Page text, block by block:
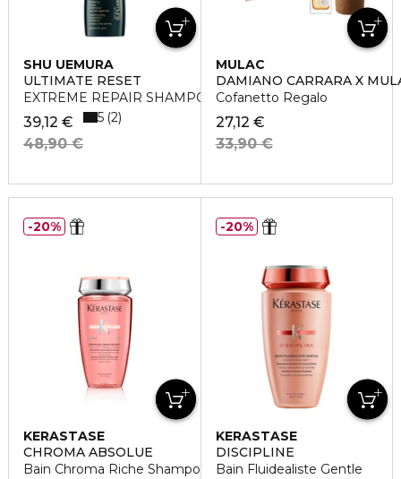
SHU UEMURA
ULTIMATE RESET
EXTREME REPAIR SHAMPOO
39,12 €
48,90 €
5 2
MULAC
DAMIANO CARRARA X
Cofanetto Regalo
27,12 €
33,90 €
KERASTASE
CHROMA ABSOLUE
Bain Chroma Riche Shampoo
20%
KERASTASE
DISCIPLINE
Bain Fluidealiste Gentle
20%